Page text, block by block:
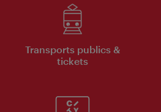
Transports publics &
tickets